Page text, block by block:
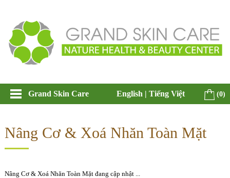
Grand Skin Care English | Tiếng Việt (0)
Nâng Cơ & Xoá Nhăn Toàn Mặt
Nâng Cơ & Xoá Nhăn Toàn Mặt đang cập nhật ...